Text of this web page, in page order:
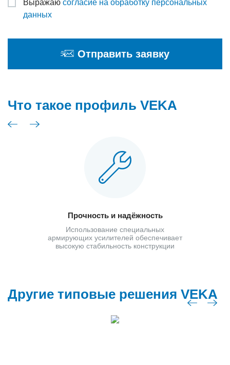
Выражаю согласие на обработку персональных
данных
Отправить заявку
Что такое профиль VEKA
Прочность и надёжность
Использование специальных
армирующих усилителей обеспечивает
высокую стабильность конструкции
Другие типовые решения VEKA